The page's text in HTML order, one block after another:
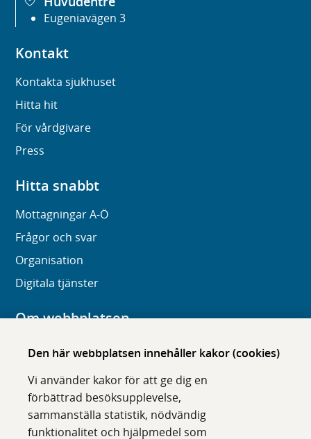
Den här webbplatsen innehåller kakor (cookies)
Vi använder kakor för att ge dig en
förbättrad besöksupplevelse,
sammanställa statistik, nödvändig
funktionalitet och hjälpmedel som
Eugeniavägen 3
Kontakt
Kontakta sjukhuset
Hitta hit
För vårdgivare
Press
Hitta snabbt
Mottagningar A-Ö
Frågor och svar
Organisation
Digitala tjänster
Om webbplatsen
Om karolinska.se
Tillgänglighet
Om cookies